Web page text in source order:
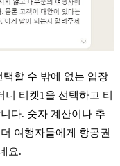
할 수 밖에 없는 입장
티켓1을 선택하고 티
다. 숫자 계산이나 추
여행자들에게 항공권
요.